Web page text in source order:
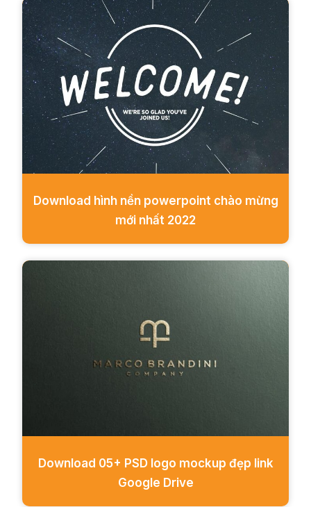
Download hình nền powerpoint chào mừng
mới nhất 2022
Download 05+ PSD logo mockup đẹp link
Google Drive